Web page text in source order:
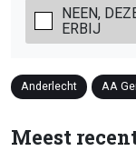
NEEN,
ERBIJ
Anderlecht AA
Meest